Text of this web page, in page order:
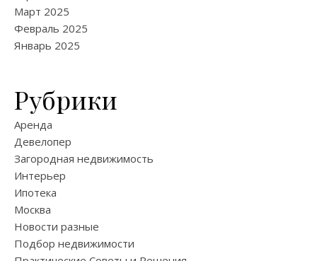
Март 2025
Февраль 2025
Январь 2025
Рубрики
Аренда
Девелопер
Загородная недвижимость
Интерьер
Ипотека
Москва
Новости разные
Подбор недвижимости